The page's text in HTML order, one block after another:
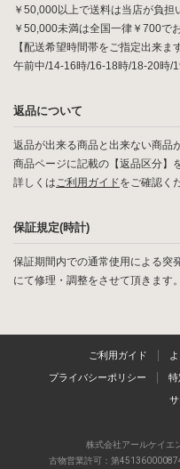
￥50,000以上で送料は当店が負担
￥50,000未満は全国一律￥700で
【配送希望時間帯をご指定出来ます
午前中/14-16時/16-18時/18-20時/
返品について
返品が出来る商品と出来ない商品
商品ページに記載の【返品区分】
詳しくはご利用ガイドをご確認く
保証規定(時計)
保証期間内での通常使用による突
にて修理・調整をさせて頂きます
ご利用ガイド
プライバシーポリシー 特
株式会社アールケイエ
古物営業許可：第